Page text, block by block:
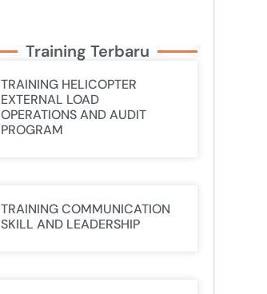
Training Terbaru
TRAINING HELICOPTER
EXTERNAL LOAD
OPERATIONS AND AUDIT
PROGRAM
TRAINING COMMUNICATION
SKILL AND LEADERSHIP